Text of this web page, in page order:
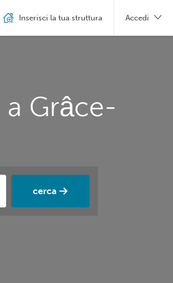
Grâce-
cerca
Inserisci la tua struttura Accedi